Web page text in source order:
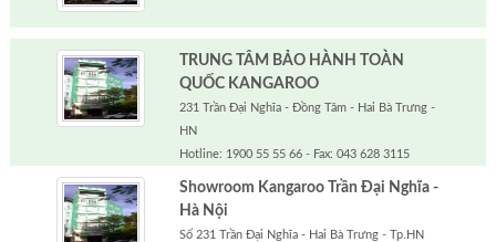
TRUNG TÂM BẢO HÀNH TOÀN
QUỐC KANGAROO
231 Trần Đại Nghĩa - Đồng Tâm - Hai Bà Trưng -
HN
Hotline: 1900 55 55 66 - Fax: 043 628 3115
Showroom Kangaroo Trần Đại Nghĩa -
Hà Nội
Số 231 Trần Đại Nghĩa - Hai Bà Trưng - Tp.HN